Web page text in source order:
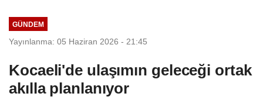
GÜNDEM
Yayınlanma: 05 Haziran 2026 - 21:45
Kocaeli'de ulaşımın geleceği ortak
akılla planlanıyor